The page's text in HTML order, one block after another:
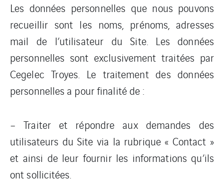
Les données personnelles que nous pouvons
recueillir sont les noms, prénoms, adresses
mail de l’utilisateur du Site. Les données
personnelles sont exclusivement traitées par
Cegelec Troyes. Le traitement des données
personnelles a pour finalité de :
– Traiter et répondre aux demandes des
utilisateurs du Site via la rubrique « Contact »
et ainsi de leur fournir les informations qu’ils
ont sollicitées.